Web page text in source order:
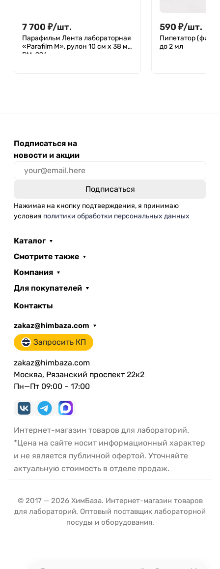
7 700 ₽/шт.
Парафильм Лента лабораторная
«Parafilm M», рулон 10 см х 38 м
PM-996
590 ₽/шт.
Пипетатор
до 2 мл
Подписаться на
новости и акции
Нажимая на кнопку подтверждения, я принимаю
условия политики обработки персональных данных
Каталог
Смотрите также
Компания
Для покупателей
Контакты
zakaz@himbaza.com
Запросить КП
zakaz@himbaza.com
Москва, Рязанский проспект 22к2
Пн—Пт 09:00 – 17:00
Интернет-магазин товаров для лабораторий.
*Цена на сайте носит информационный характер
и не является публичной офертой. Уточняйте
актуальную стоимость в отделе продаж.
© 2017 — 2026 ХимБаза. Интернет-магазин товаров
для лабораторий. Оптовый поставщик лабораторной
посуды и оборудования.